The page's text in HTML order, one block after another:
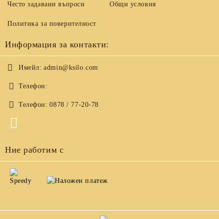
Често задавани въпроси Общи условия
Политика за поверителност
Информация за контакти:
Имейл: admin@ksilo.com
Телефон:
Телефон: 0878 / 77-20-78
Ние работим с